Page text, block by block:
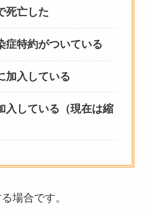
死亡した
症特約がついている
加入している
入している（現在は縮
場合です。